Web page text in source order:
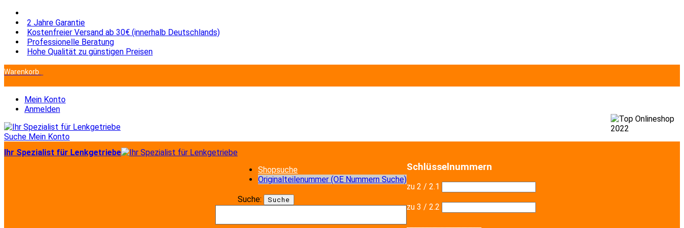
2 Jahre Garantie
Kostenfreier Versand ab 30€ (innerhalb Deutschlands)
Professionelle Beratung
Hohe Qualität zu günstigen Preisen
Warenkorb
Mein Konto
Anmelden
Suche Mein Konto
Ihr Spezialist für Lenkgetriebe
Shopsuche
Originalteilenummer (OE Nummern Suche)
Suche: Suche
Schlüsselnummern
zu 2 / 2.1
zu 3 / 2.2